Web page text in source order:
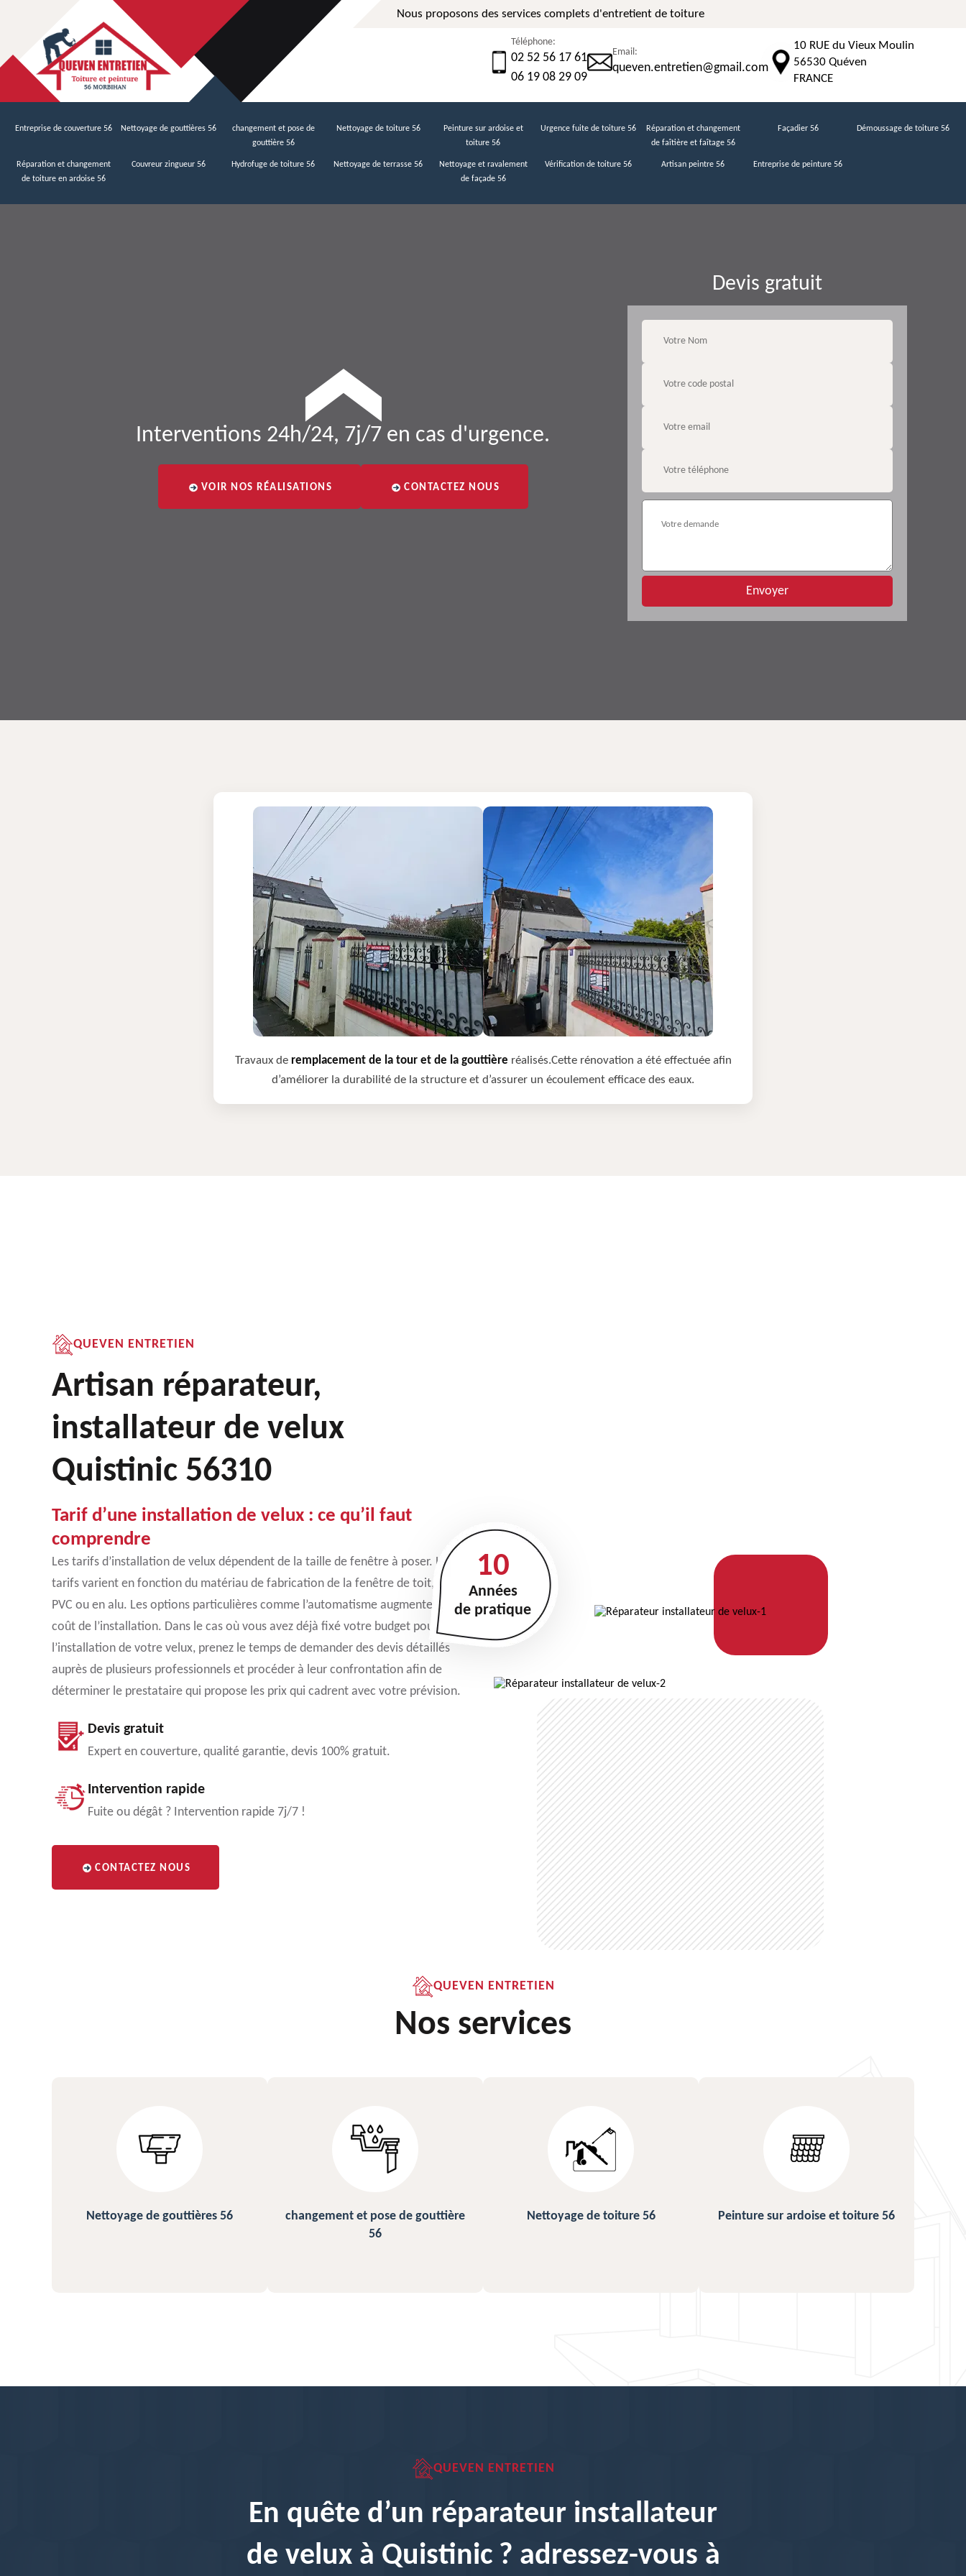
Nous proposons des services complets d'entretient de toiture
Téléphone:
02 52 56 17 61
06 19 08 29 09
Email:
queven.entretien@gmail.com
10 RUE du Vieux Moulin
56530 Quéven
FRANCE
Entreprise de couverture 56 Nettoyage de gouttières 56
changement et pose de
gouttière 56
Nettoyage de toiture 56
Peinture sur ardoise et
toiture 56
Urgence fuite de toiture 56
Réparation et changement
de faîtière et faîtage 56
Façadier 56 Démoussage de toiture 56
Réparation et changement
de toiture en ardoise 56
Couvreur zingueur 56 Hydrofuge de toiture 56 Nettoyage de terrasse 56
Nettoyage et ravalement
de façade 56
Vérification de toiture 56 Artisan peintre 56 Entreprise de peinture 56
Interventions 24h/24, 7j/7 en cas d'urgence.
VOIR NOS RÉALISATIONS CONTACTEZ NOUS
Devis gratuit
Travaux de remplacement de la tour et de la gouttière réalisés.Cette rénovation a été effectuée afin
d’améliorer la durabilité de la structure et d’assurer un écoulement efficace des eaux.
QUEVEN ENTRETIEN
Artisan réparateur,
installateur de velux
Quistinic 56310
Tarif d’une installation de velux : ce qu’il faut
comprendre
Les tarifs d’installation de velux dépendent de la taille de fenêtre à poser. Les
tarifs varient en fonction du matériau de fabrication de la fenêtre de toit, en
PVC ou en alu. Les options particulières comme l’automatisme augmentent le
coût de l’installation. Dans le cas où vous avez déjà fixé votre budget pour
l’installation de votre velux, prenez le temps de demander des devis détaillés
auprès de plusieurs professionnels et procéder à leur confrontation afin de
déterminer le prestataire qui propose les prix qui cadrent avec votre prévision.
Devis gratuit
Expert en couverture, qualité garantie, devis 100% gratuit.
Intervention rapide
Fuite ou dégât ? Intervention rapide 7j/7 !
CONTACTEZ NOUS
10
Années
de pratique
QUEVEN ENTRETIEN
Nos services
changement et pose de gouttière
Nettoyage de toiture 56 Peinture sur ardoise et toiture 56 Urgence fuite de toiture 56
QUEVEN ENTRETIEN
En quête d’un réparateur installateur
de velux à Quistinic ? adressez-vous à